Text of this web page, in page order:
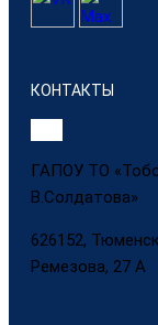
КОНТАКТЫ
ГАПОУ ТО
В.Солдатова»
626152,
Ремезова, 27 А